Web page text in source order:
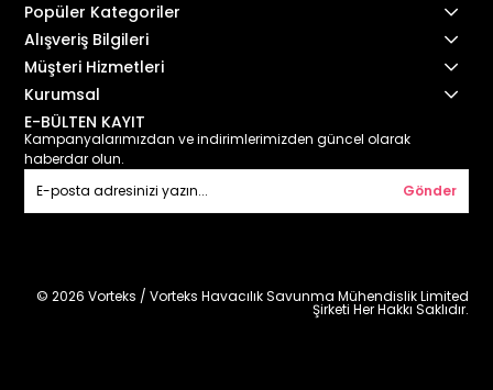
Popüler Kategoriler
Alışveriş Bilgileri
Müşteri Hizmetleri
Kurumsal
E-BÜLTEN KAYIT
Kampanyalarımızdan ve indirimlerimizden güncel olarak
haberdar olun.
Gönder
© 2026 Vorteks / Vorteks Havacılık Savunma Mühendislik Limited
Şirketi Her Hakkı Saklıdır.